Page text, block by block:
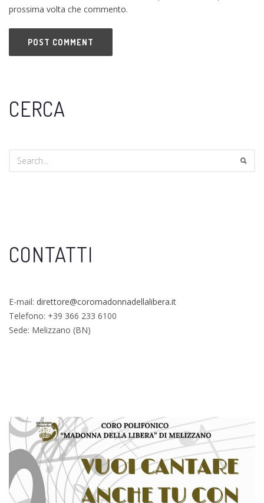
prossima volta che commento.
CERCA
CONTATTI
E-mail: direttore@coromadonnadellalibera.it
Telefono: +39 366 233 6100
Sede: Melizzano (BN)